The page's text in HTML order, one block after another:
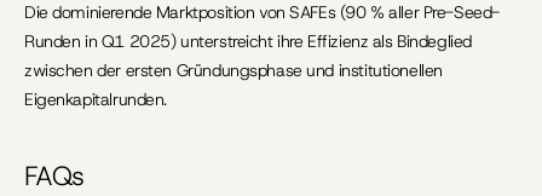
Die dominierende Marktposition von SAFEs (90 % aller Pre-Seed-
Runden in Q1 2025) unterstreicht ihre Effizienz als Bindeglied
zwischen der ersten Gründungsphase und institutionellen
Eigenkapitalrunden.
FAQs